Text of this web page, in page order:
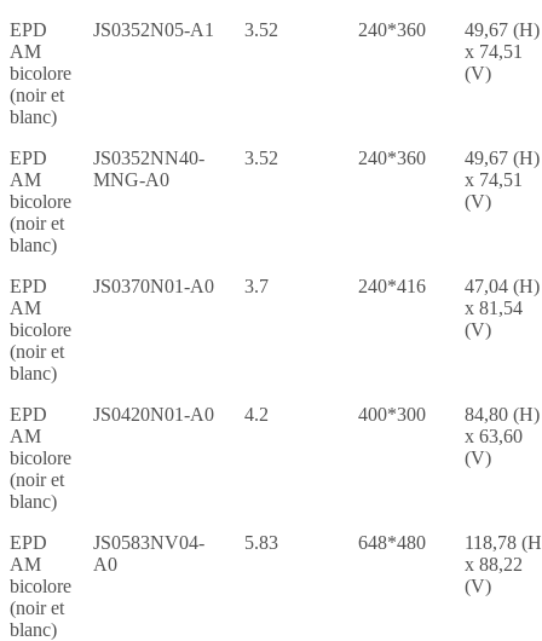
EPD
AM
bicolore
(noir et
blanc)
JS0352N05-A1 3.52 240*360
49,67 (H)
x 74,51
(V)
EPD
AM
bicolore
(noir et
blanc)
JS0352NN40-
MNG-A0
3.52 240*360
49,67 (H)
x 74,51
(V)
EPD
AM
bicolore
(noir et
blanc)
JS0370N01-A0 3.7 240*416
47,04 (H)
x 81,54
(V)
EPD
AM
bicolore
(noir et
blanc)
JS0420N01-A0 4.2 400*300
84,80 (H)
x 63,60
(V)
EPD
AM
bicolore
(noir et
blanc)
JS0583NV04-
A0
5.83 648*480
118,78
x 88,22
(V)